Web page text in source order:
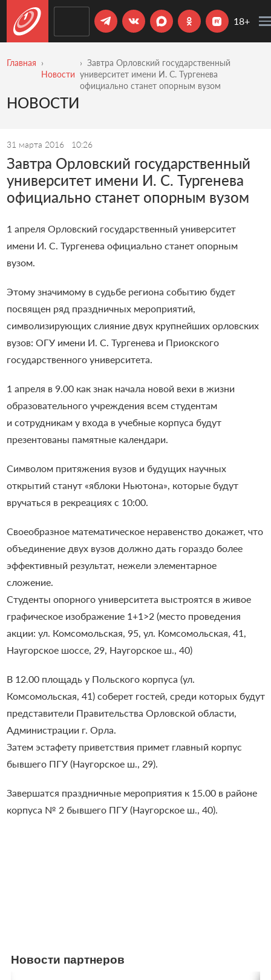
18+
Главная
Новости
Завтра Орловский государственный
университет имени И. С. Тургенева
официально станет опорным вузом
НОВОСТИ
31 марта 2016 10:26
Завтра Орловский государственный
университет имени И. С. Тургенева
официально станет опорным вузом
1 апреля Орловский государственный университет
имени И. С. Тургенева официально станет опорным
вузом.
Этому значимому в судьбе региона событию будет
посвящен ряд праздничных мероприятий,
символизирующих слияние двух крупнейших орловских
вузов: ОГУ имени И. С. Тургенева и Приокского
государственного университета.
1 апреля в 9.00 как знак начала новой вехи в жизни
образовательного учреждения всем студентам
и сотрудникам у входа в учебные корпуса будут
презентованы памятные календари.
Символом притяжения вузов и будущих научных
открытий станут «яблоки Ньютона», которые будут
вручаться в рекреациях с 10:00.
Своеобразное математическое неравенство докажет, что
объединение двух вузов должно дать гораздо более
эффективный результат, нежели элементарное
сложение.
Студенты опорного университета выстроятся в живое
графическое изображение 1+1>2 (место проведения
акции: ул. Комсомольская, 95, ул. Комсомольская, 41,
Наугорское шоссе, 29, Наугорское ш., 40)
В 12.00 площадь у Польского корпуса (ул.
Комсомольская, 41) соберет гостей, среди которых будут
представители Правительства Орловской области,
Администрации г. Орла.
Затем эстафету приветствия примет главный корпус
бывшего ПГУ (Наугорское ш., 29).
Завершатся праздничные мероприятия к 15.00 в районе
корпуса № 2 бывшего ПГУ (Наугорское ш., 40).
Новости партнеров